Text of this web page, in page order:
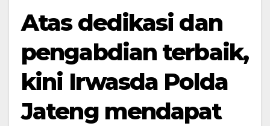
Atas dedikasi dan
pengabdian terbaik,
kini Irwasda Polda
Jateng mendapat